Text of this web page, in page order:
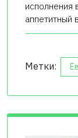
исполнения
аппетитный
Метки: